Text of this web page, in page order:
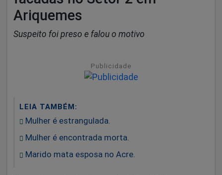
Ariquemes
Suspeito foi preso e falou o motivo
Publicidade
LEIA TAMBÉM:
Mulher é estrangulada.
Mulher é encontrada morta.
Marido mata esposa no Acre.